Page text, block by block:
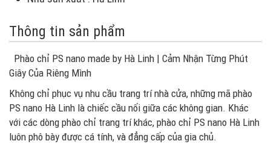
Thông tin sản phẩm
Phào chỉ PS nano made by Hà Linh | Cảm Nhận Từng Phút
Giây Của Riêng Mình
Không chỉ phục vụ nhu cầu trang trí nhà cửa, những mã phào
PS nano Hà Linh là chiếc cầu nối giữa các không gian. Khác
với các dòng phào chỉ trang trí khác, phào chỉ PS nano Hà Linh
luôn phô bày được cá tính, và đẳng cấp của gia chủ.